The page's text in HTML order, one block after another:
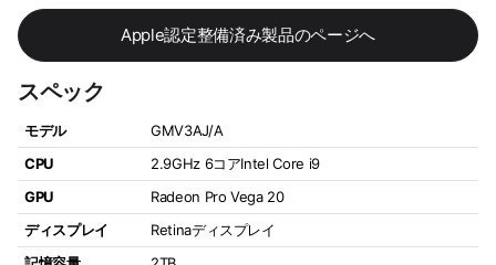
Apple認定整備済み製品のページへ
スペック
モデル
GMV3AJ/A
CPU
2.9GHz 6コアIntel Core i9
GPU
Radeon Pro Vega 20
ディスプレイ
Retinaディスプレイ